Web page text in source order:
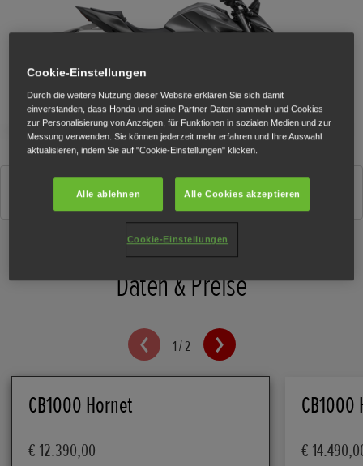
Matt Iridium Gray Metallic
Daten & Preise
1/2
CB1000 Hornet
€ 12.390,00
CB1000
€
Cookie-Einstellungen
Durch die weitere Nutzung dieser Website erklären Sie sich damit
einverstanden, dass Honda und seine Partner Daten sammeln und Cookies
zur Personalisierung von Anzeigen, für Funktionen in sozialen Medien und zur
Messung verwenden. Sie können jederzeit mehr erfahren und Ihre Auswahl
aktualisieren, indem Sie auf "Cookie-Einstellungen" klicken.
Alle ablehnen Alle Cookies akzeptieren
Cookie-Einstellungen